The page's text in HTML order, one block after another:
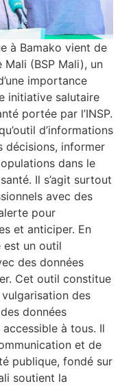
à Bamako vient de
(BSP Mali), un
importance
initiative salutaire
portée par l’INSP.
d’informations
décisions, informer
dans le
Il s’agit surtout
avec des
pour
et anticiper. En
est un outil
des données
Cet outil constitue
des
données
à tous. Il
et de
publique, fondé sur
soutient la